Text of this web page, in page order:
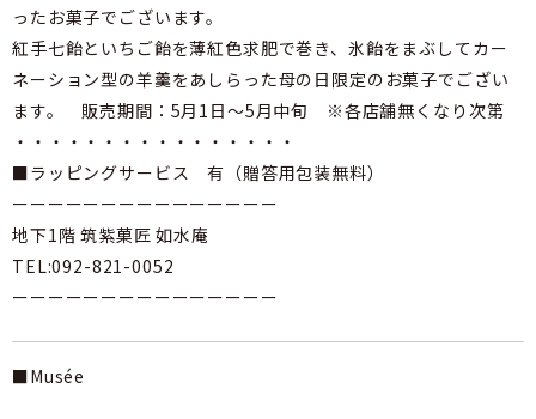
ったお菓子でございます。
紅手七飴といちご飴を薄紅色求肥で巻き、氷飴をまぶしてカー
ネーション型の羊羹をあしらった母の日限定のお菓子でござい
ます。 販売期間：5月1日～5月中旬 ※各店舗無くなり次第
・・・・・・・・・・・・・・・・
■ラッピングサービス 有（贈答用包装無料）
ーーーーーーーーーーーーーーー
地下1階 筑紫菓匠 如水庵
TEL:092-821-0052
ーーーーーーーーーーーーーーー
■Musée